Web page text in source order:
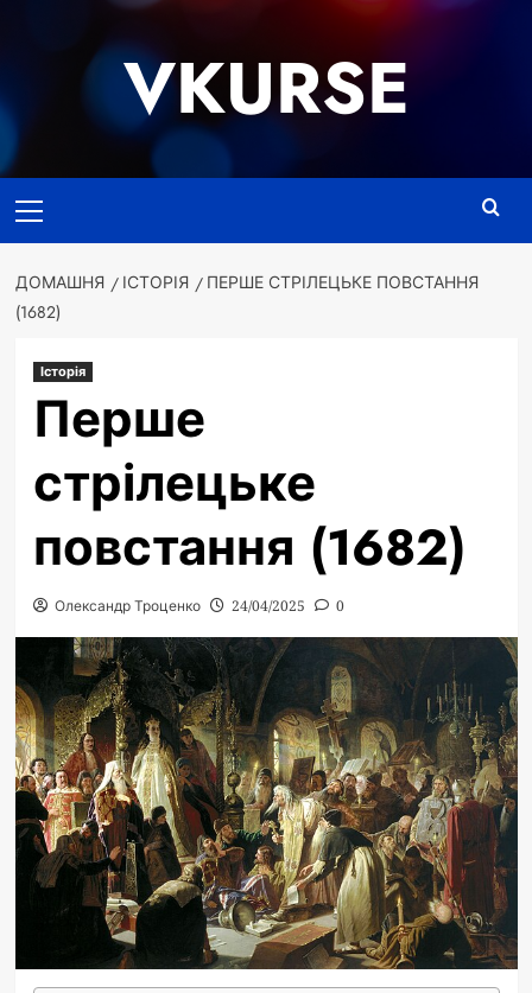
VKURSE
меню
ДОМАШНЯ ІСТОРІЯ
ПЕРШЕ СТРІЛЕЦЬКЕ ПОВСТАННЯ
(1682)
Історія
Перше
стрілецьке
повстання (1682)
Олександр Троценко 24/04/2025 0